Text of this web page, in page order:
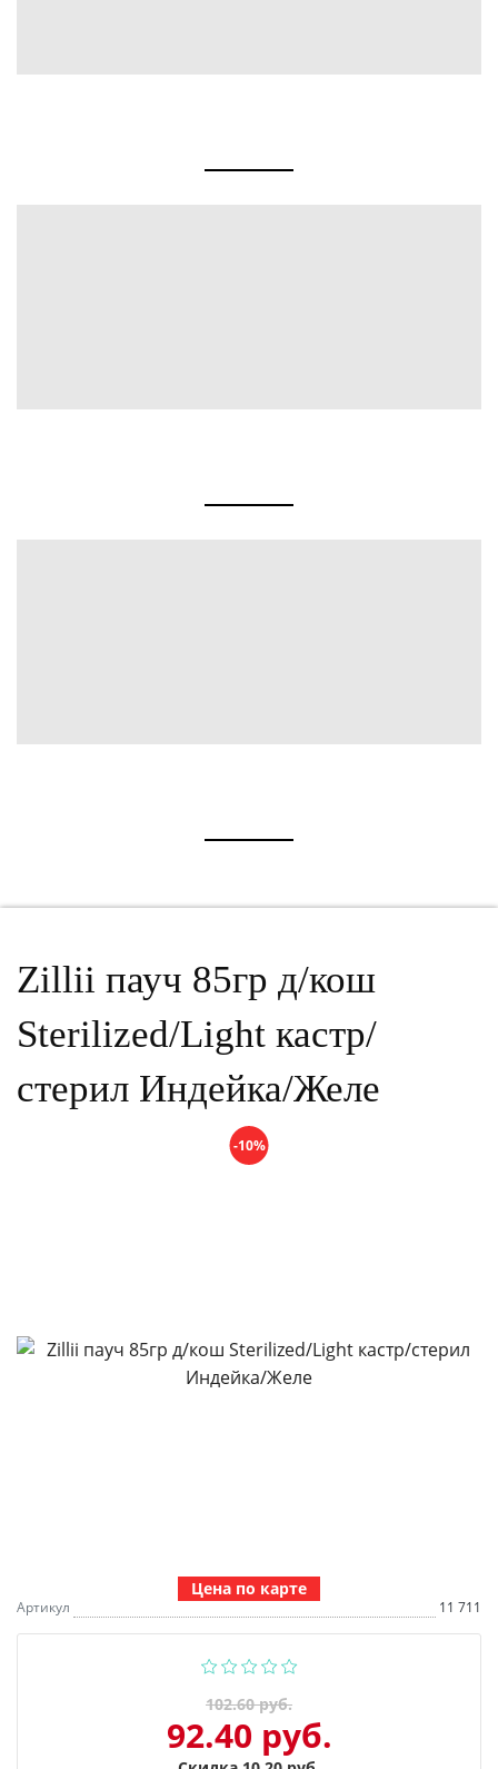
Zillii пауч 85гр д/кош
Sterilized/Light кастр/
стерил Индейка/Желе
Цена по карте
-10%
Артикул 11 711
102.60 руб.
92.40 руб.